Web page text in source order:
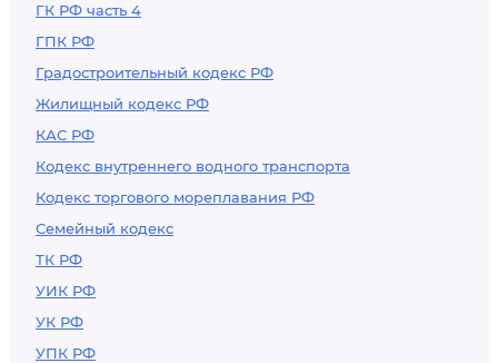
ГК РФ часть 4
ГПК РФ
Градостроительный кодекс РФ
Жилищный кодекс РФ
КАС РФ
Кодекс внутреннего водного транспорта
Кодекс торгового мореплавания РФ
Семейный кодекс
ТК РФ
УИК РФ
УК РФ
УПК РФ